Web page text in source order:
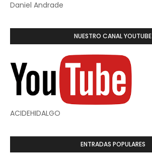
Daniel Andrade
NUESTRO CANAL YOUTUBE
ACIDEHIDALGO
ENTRADAS POPULARES